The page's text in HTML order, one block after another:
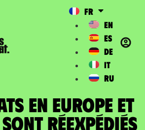
FR
EN
ES
DE
IT
RU
EN EUROPE ET
RÉEXPÉDIÉS